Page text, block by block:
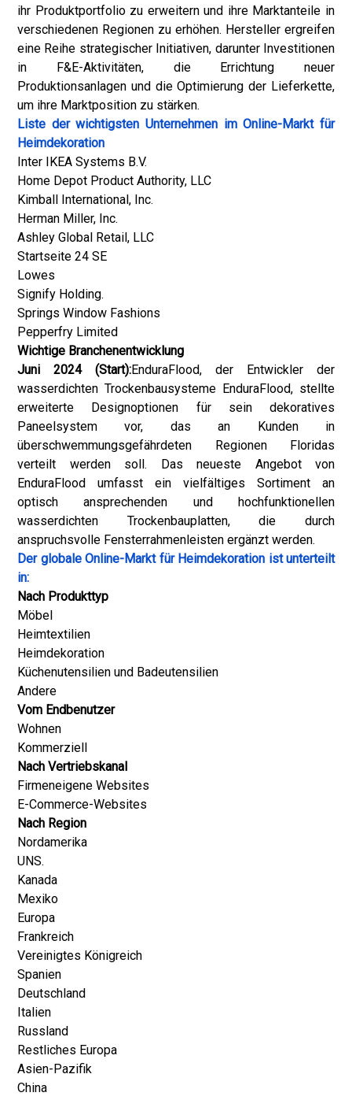
ihr Produktportfolio zu erweitern und ihre Marktanteile in
verschiedenen Regionen zu erhöhen. Hersteller ergreifen
eine Reihe strategischer Initiativen, darunter Investitionen
in F&E-Aktivitäten, die Errichtung neuer
Produktionsanlagen und die Optimierung der Lieferkette,
um ihre Marktposition zu stärken.
Liste der wichtigsten Unternehmen im Online-Markt für
Heimdekoration
Inter IKEA Systems B.V.
Home Depot Product Authority, LLC
Kimball International, Inc.
Herman Miller, Inc.
Ashley Global Retail, LLC
Startseite 24 SE
Lowes
Signify Holding.
Springs Window Fashions
Pepperfry Limited
Wichtige Branchenentwicklung
Juni 2024 (Start):EnduraFlood, der Entwickler der
wasserdichten Trockenbausysteme EnduraFlood, stellte
erweiterte Designoptionen für sein dekoratives
Paneelsystem vor, das an Kunden in
überschwemmungsgefährdeten Regionen Floridas
verteilt werden soll. Das neueste Angebot von
EnduraFlood umfasst ein vielfältiges Sortiment an
optisch ansprechenden und hochfunktionellen
wasserdichten Trockenbauplatten, die durch
anspruchsvolle Fensterrahmenleisten ergänzt werden.
Der globale Online-Markt für Heimdekoration ist unterteilt
in:
Nach Produkttyp
Möbel
Heimtextilien
Heimdekoration
Küchenutensilien und Badeutensilien
Andere
Vom Endbenutzer
Wohnen
Kommerziell
Nach Vertriebskanal
Firmeneigene Websites
E-Commerce-Websites
Nach Region
Nordamerika
UNS.
Kanada
Mexiko
Europa
Frankreich
Vereinigtes Königreich
Spanien
Deutschland
Italien
Russland
Restliches Europa
Asien-Pazifik
China